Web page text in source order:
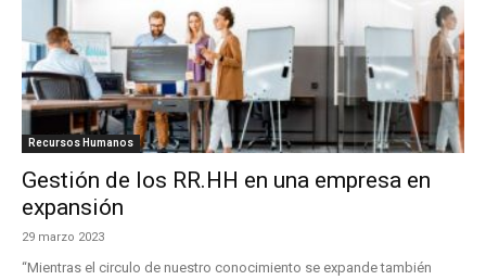
Recursos Humanos
Gestión de los RR.HH en una empresa en
expansión
29 marzo 2023
“Mientras el circulo de nuestro conocimiento se expande también